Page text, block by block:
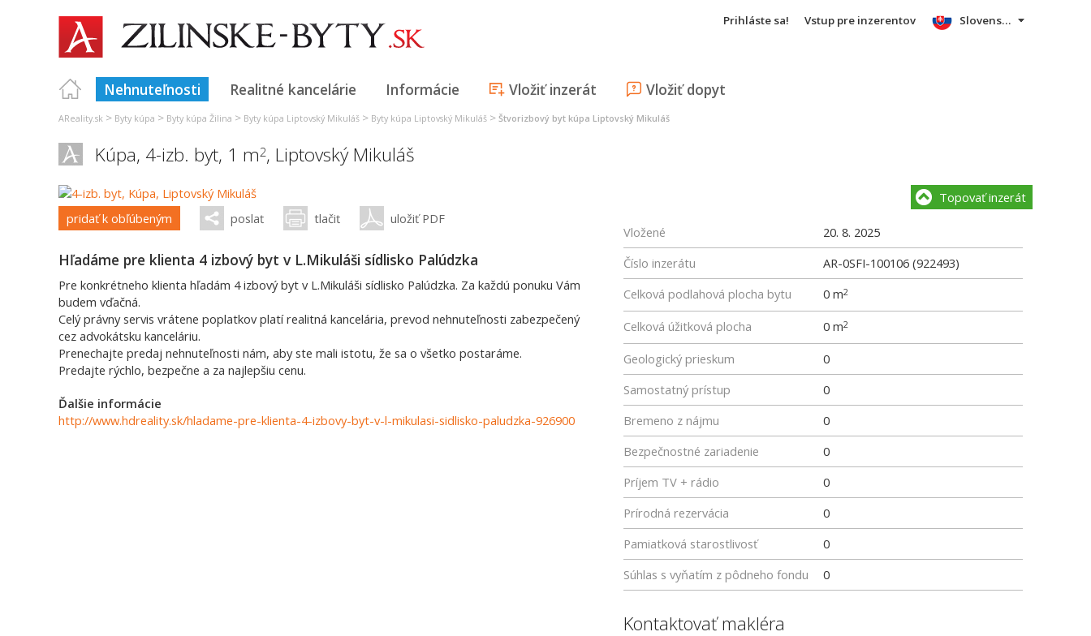
Prihláste sa! Vstup pre inzerentov
Nehnuteľnosti Realitné kancelárie Informácie Vložiť inzerát Vložiť dopyt
Slovensky
AReality.sk > Byty kúpa > Byty kúpa Žilina > Byty kúpa Liptovský Mikuláš > Byty kúpa Liptovský Mikuláš > Štvorizbový byt kúpa Liptovský Mikuláš
Kúpa, 4-izb. byt, 1 m2, Liptovský Mikuláš
pridať k obľúbeným poslať tlačiť uložiť PDF
Hľadáme pre klienta 4 izbový byt v L.Mikuláši sídlisko Palúdzka
Pre konkrétneho klienta hľadám 4 izbový byt v L.Mikuláši sídlisko Palúdzka. Za každú ponuku Vám
budem vďačná.
Celý právny servis vrátene poplatkov platí realitná kancelária, prevod nehnuteľnosti zabezpečený
cez advokátsku kanceláriu.
Prenechajte predaj nehnuteľnosti nám, aby ste mali istotu, že sa o všetko postaráme.
Predajte rýchlo, bezpečne a za najlepšiu cenu.
Ďalšie informácie
http://www.hdreality.sk/hladame-pre-klienta-4-izbovy-byt-v-l-mikulasi-sidlisko-paludzka-926900
Topovať inzerát
Vložené
20. 8. 2025
Číslo inzerátu
AR-0SFI-100106 (922493)
Celková podlahová plocha bytu
0 m2
Celková úžitková plocha 0 m2
Geologický prieskum
0
Samostatný prístup
0
Bremeno z nájmu
0
Bezpečnostné zariadenie
0
Príjem TV + rádio
0
Prírodná rezervácia
0
Pamiatková starostlivosť
0
Súhlas s vyňatím z pôdneho fondu
0
Kontaktovať makléra